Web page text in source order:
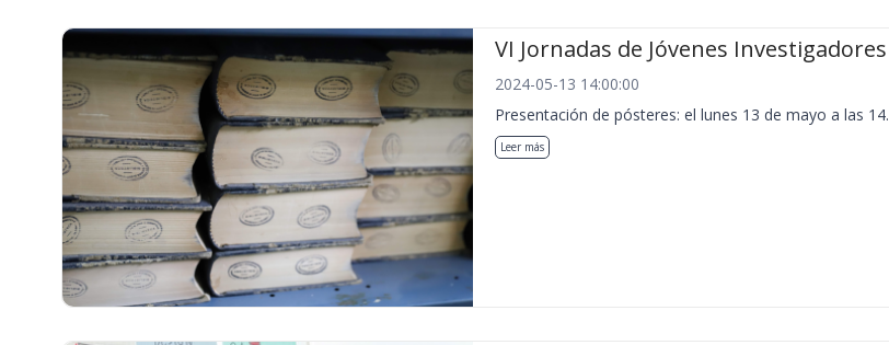
VI Jornadas de Jóvenes Investigadores
2024-05-13 14:00:00
Presentación de pósteres: el lunes 13 de mayo a las 14.
Leer más